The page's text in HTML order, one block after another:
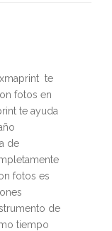
te
fotos en
te ayuda
de
fotos es
de
tiempo